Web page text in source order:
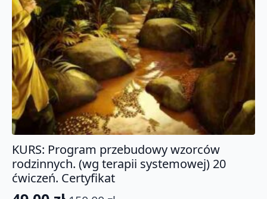
KURS: Program przebudowy wzorców
rodzinnych. (wg terapii systemowej) 20
ćwiczeń. Certyfikat